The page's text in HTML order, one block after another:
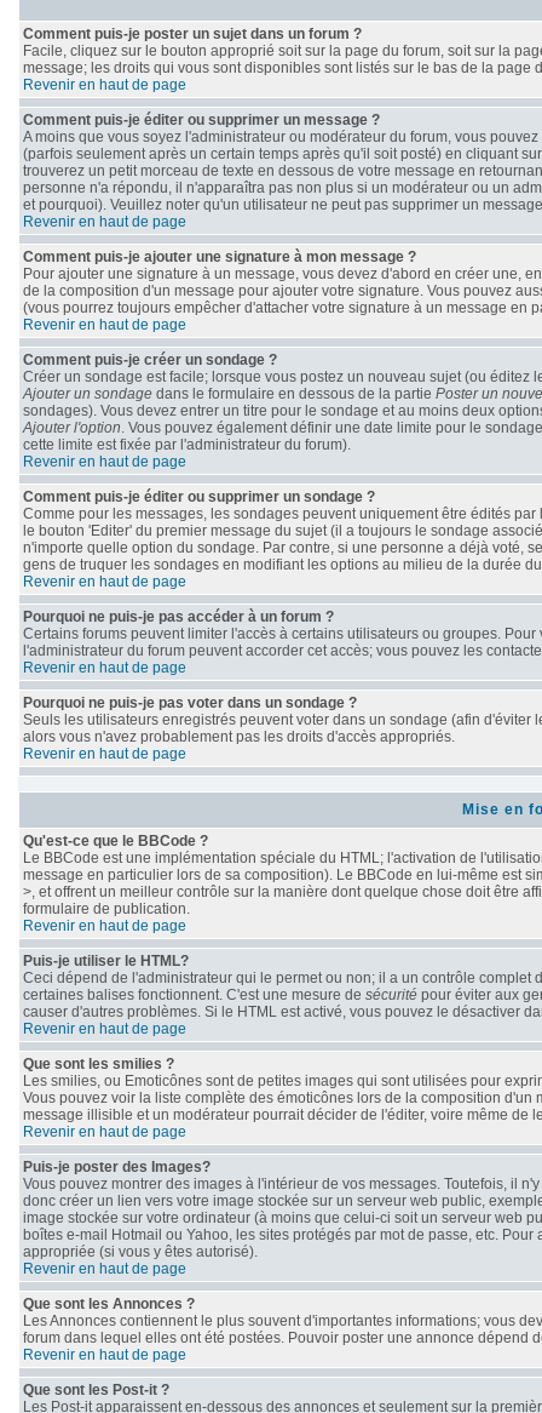
Comment puis-je poster un sujet dans un forum ?
Facile, cliquez sur le bouton approprié soit sur la page du forum, soit sur la
message; les droits qui vous sont disponibles sont listés sur le bas de la page
Revenir en haut de page
Comment puis-je éditer ou supprimer un message ?
A moins que vous soyez l'administrateur ou modérateur du forum, vous
(parfois seulement après un certain temps après qu'il soit posté) en cliquant
trouverez un petit morceau de texte en dessous de votre message en
personne n'a répondu, il n'apparaîtra pas non plus si un modérateur ou un
et pourquoi). Veuillez noter qu'un utilisateur ne peut pas supprimer un
Revenir en haut de page
Comment puis-je ajouter une signature à mon message ?
Pour ajouter une signature à un message, vous devez d'abord en créer une,
de la composition d'un message pour ajouter votre signature. Vous pouvez
(vous pourrez toujours empêcher d'attacher votre signature à un message en
Revenir en haut de page
Comment puis-je créer un sondage ?
Créer un sondage est facile; lorsque vous postez un nouveau sujet (ou
Ajouter un sondage dans le formulaire en dessous de la partie Poster un
sondages). Vous devez entrer un titre pour le sondage et au moins deux
Ajouter l'option. Vous pouvez également définir une date limite pour le
cette limite est fixée par l'administrateur du forum).
Revenir en haut de page
Comment puis-je éditer ou supprimer un sondage ?
Comme pour les messages, les sondages peuvent uniquement être édités
le bouton 'Editer' du premier message du sujet (il a toujours le sondage
n'importe quelle option du sondage. Par contre, si une personne a déjà voté,
gens de truquer les sondages en modifiant les options au milieu de la durée
Revenir en haut de page
Pourquoi ne puis-je pas accéder à un forum ?
Certains forums peuvent limiter l'accès à certains utilisateurs ou groupes.
l'administrateur du forum peuvent accorder cet accès; vous pouvez les
Revenir en haut de page
Pourquoi ne puis-je pas voter dans un sondage ?
Seuls les utilisateurs enregistrés peuvent voter dans un sondage (afin
alors vous n'avez probablement pas les droits d'accès appropriés.
Revenir en haut de page
Mise en
Qu'est-ce que le BBCode ?
Le BBCode est une implémentation spéciale du HTML; l'activation de
message en particulier lors de sa composition). Le BBCode en lui-même est
>, et offrent un meilleur contrôle sur la manière dont quelque chose doit être
formulaire de publication.
Revenir en haut de page
Puis-je utiliser le HTML?
Ceci dépend de l'administrateur qui le permet ou non; il a un contrôle
certaines balises fonctionnent. C'est une mesure de sécurité pour éviter aux
causer d'autres problèmes. Si le HTML est activé, vous pouvez le désactiver
Revenir en haut de page
Que sont les smilies ?
Les smilies, ou Emoticônes sont de petites images qui sont utilisées pour
Vous pouvez voir la liste complète des émoticônes lors de la composition
message illisible et un modérateur pourrait décider de l'éditer, voire même de
Revenir en haut de page
Puis-je poster des Images?
Vous pouvez montrer des images à l'intérieur de vos messages. Toutefois, il
donc créer un lien vers votre image stockée sur un serveur web public,
image stockée sur votre ordinateur (à moins que celui-ci soit un serveur web
boîtes e-mail Hotmail ou Yahoo, les sites protégés par mot de passe, etc.
appropriée (si vous y êtes autorisé).
Revenir en haut de page
Que sont les Annonces ?
Les Annonces contiennent le plus souvent d'importantes informations; vous
forum dans lequel elles ont été postées. Pouvoir poster une annonce dépend
Revenir en haut de page
Que sont les Post-it ?
Les Post-it apparaissent en-dessous des annonces et seulement sur la